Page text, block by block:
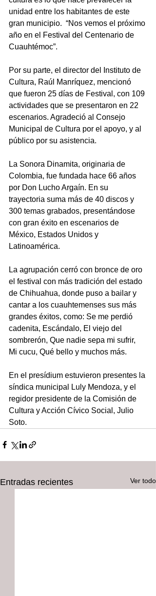
unidad entre los habitantes de este
gran municipio.  “Nos vemos el próximo
año en el Festival del Centenario de
Cuauhtémoc”.
Por su parte, el director del Instituto de
Cultura, Raúl Manríquez, mencionó
que fueron 25 días de Festival, con 109
actividades que se presentaron en 22
escenarios. Agradeció al Consejo
Municipal de Cultura por el apoyo, y al
público por su asistencia.
La Sonora Dinamita, originaria de
Colombia, fue fundada hace 66 años
por Don Lucho Argaín. En su
trayectoria suma más de 40 discos y
300 temas grabados, presentándose
con gran éxito en escenarios de
México, Estados Unidos y
Latinoamérica.
La agrupación cerró con bronce de oro
el festival con más tradición del estado
de Chihuahua, donde puso a bailar y
cantar a los cuauhtemenses sus más
grandes éxitos, como: Se me perdió
cadenita, Escándalo, El viejo del
sombrerón, Que nadie sepa mi sufrir,
Mi cucu, Qué bello y muchos más.
En el presídium estuvieron presentes la
síndica municipal Luly Mendoza, y el
regidor presidente de la Comisión de
Cultura y Acción Cívico Social, Julio
Soto.
Entradas recientes Ver todo